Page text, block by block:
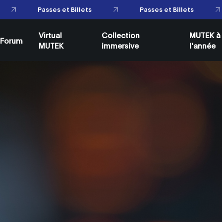
Forum
Virtual
MUTEK
Collection
immersive
MUTEK à
l'année